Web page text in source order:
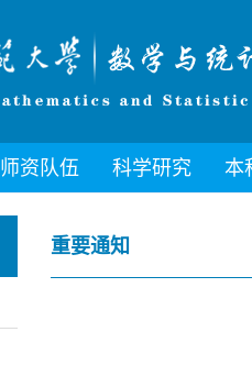
师资队伍 科学研究 本
重要通知